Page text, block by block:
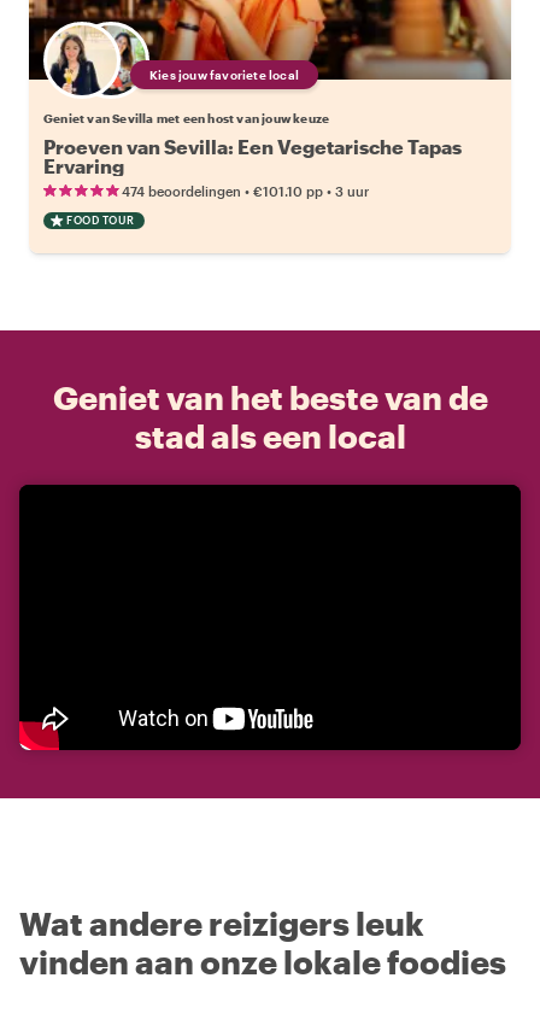
Kies jouw favoriete local
Geniet van Sevilla met een host van jouw keuze
Proeven van Sevilla: Een Vegetarische Tapas
Ervaring
474 beoordelingen • €101.10 pp • 3 uur
FOOD TOUR
Geniet van het beste van de
stad als een local
Wat andere reizigers leuk
vinden aan onze lokale foodies